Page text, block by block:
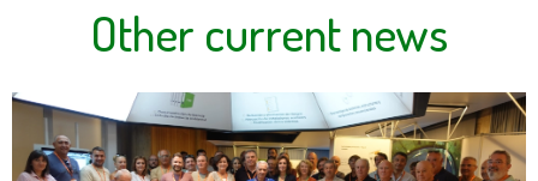
Other current news